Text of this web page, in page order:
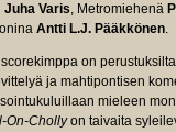
Juha Varis, Metromiehenä
Antti L.J. Pääkkönen.
scorekimppa on
ja mahtipontisen
mieleen
On-Chollyon taivaita